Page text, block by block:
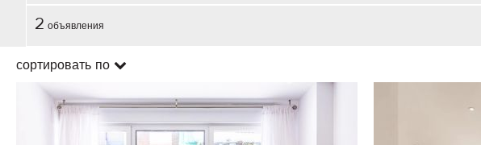
2 объявления
сортировать по